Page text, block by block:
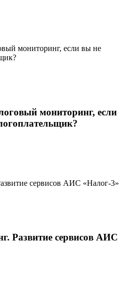
мониторинг, если
Развитие сервисов АИС